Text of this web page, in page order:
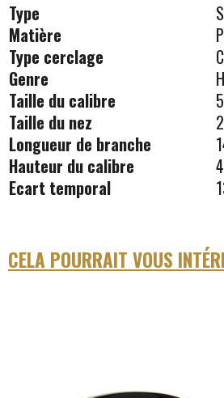
Type
Matière
Type cerclage
Genre
Taille du calibre
Taille du nez
Longueur de branche
Hauteur du calibre
Ecart temporal
CELA POURRAIT VOUS